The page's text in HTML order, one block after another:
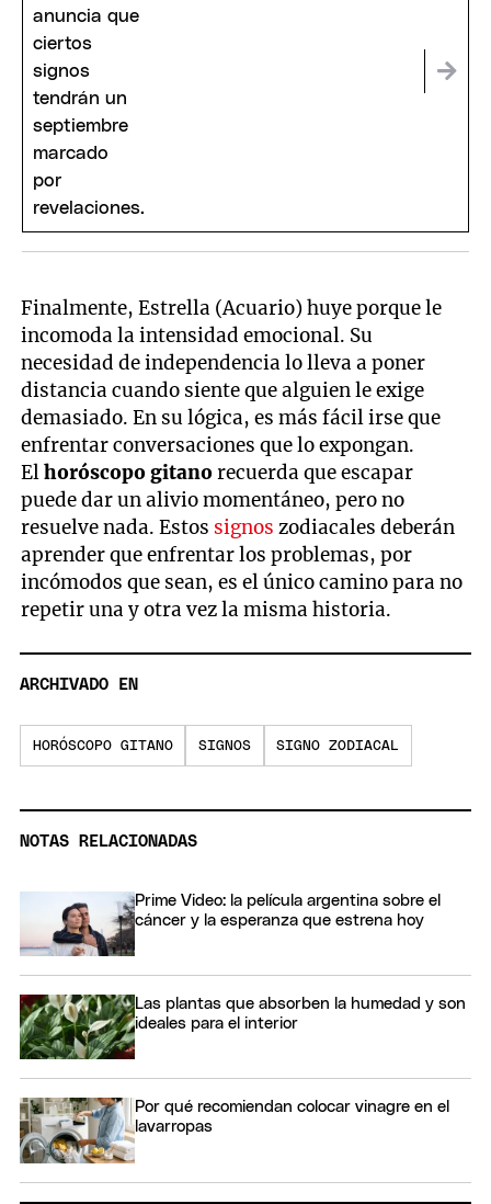
Finalmente, Estrella (Acuario) huye porque le
incomoda la intensidad emocional. Su
necesidad de independencia lo lleva a poner
distancia cuando siente que alguien le exige
demasiado. En su lógica, es más fácil irse que
enfrentar conversaciones que lo expongan.
Elhoróscopo gitanorecuerda que escapar
puede dar un alivio momentáneo, pero no
resuelve nada. Estos signos zodiacales deberán
aprender que enfrentar los problemas, por
incómodos que sean, es el único camino para no
repetir una y otra vez la misma historia.
ARCHIVADO EN
HORÓSCOPO GITANO SIGNOS SIGNO ZODIACAL
NOTAS RELACIONADAS
Prime Video: la película argentina sobre el
cáncer y la esperanza que estrena hoy
Las plantas que absorben la humedad y son
ideales para el interior
Por qué recomiendan colocar vinagre en el
lavarropas